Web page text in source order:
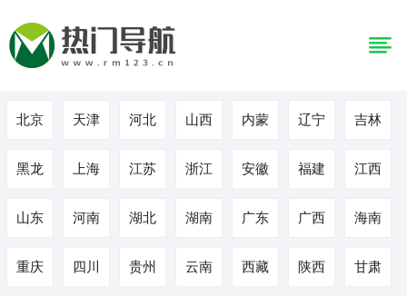
北京 天津 河北 山西 内蒙 辽宁 吉林
黑龙 上海 江苏 浙江 安徽 福建 江西
山东 河南 湖北 湖南 广东 广西 海南
重庆 四川 贵州 云南 西藏 陕西 甘肃